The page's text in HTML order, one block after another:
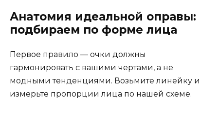
Анатомия идеальной оправы:
подбираем по форме лица
Первое правило — очки должны
гармонировать с вашими чертами, а не
модными тенденциями. Возьмите линейку и
измерьте пропорции лица по нашей схеме.